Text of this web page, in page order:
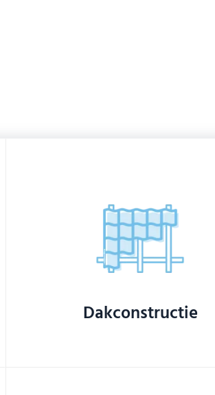
Dakconstructie